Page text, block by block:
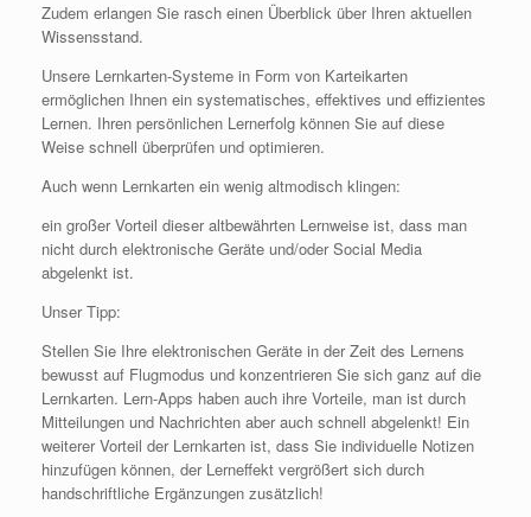
Zudem erlangen Sie rasch einen Überblick über Ihren aktuellen
Wissensstand.
Unsere Lernkarten-Systeme in Form von Karteikarten
ermöglichen Ihnen ein systematisches, effektives und effizientes
Lernen. Ihren persönlichen Lernerfolg können Sie auf diese
Weise schnell überprüfen und optimieren.
Auch wenn Lernkarten ein wenig altmodisch klingen:
ein großer Vorteil dieser altbewährten Lernweise ist, dass man
nicht durch elektronische Geräte und/oder Social Media
abgelenkt ist.
Unser Tipp:
Stellen Sie Ihre elektronischen Geräte in der Zeit des Lernens
bewusst auf Flugmodus und konzentrieren Sie sich ganz auf die
Lernkarten. Lern-Apps haben auch ihre Vorteile, man ist durch
Mitteilungen und Nachrichten aber auch schnell abgelenkt! Ein
weiterer Vorteil der Lernkarten ist, dass Sie individuelle Notizen
hinzufügen können, der Lerneffekt vergrößert sich durch
handschriftliche Ergänzungen zusätzlich!